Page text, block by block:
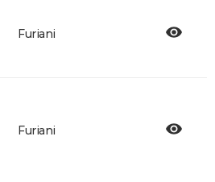
Furiani
Furiani